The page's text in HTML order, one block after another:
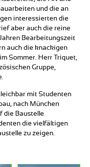
und die an
interessierten die
aber auch die reine
Bearbeitungszeit
auch die knackigen
Sommer. Herr Triquet,
Gruppe,
mit Studenten
nach München
die Baustelle
die vielfältigen
zu zeigen.